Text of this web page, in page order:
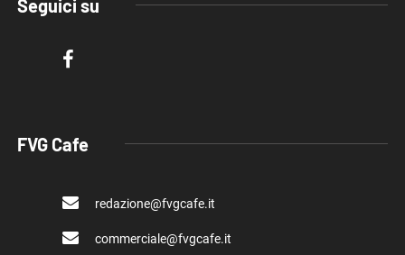
Seguici su
FVG Cafe
redazione@fvgcafe.it
commerciale@fvgcafe.it